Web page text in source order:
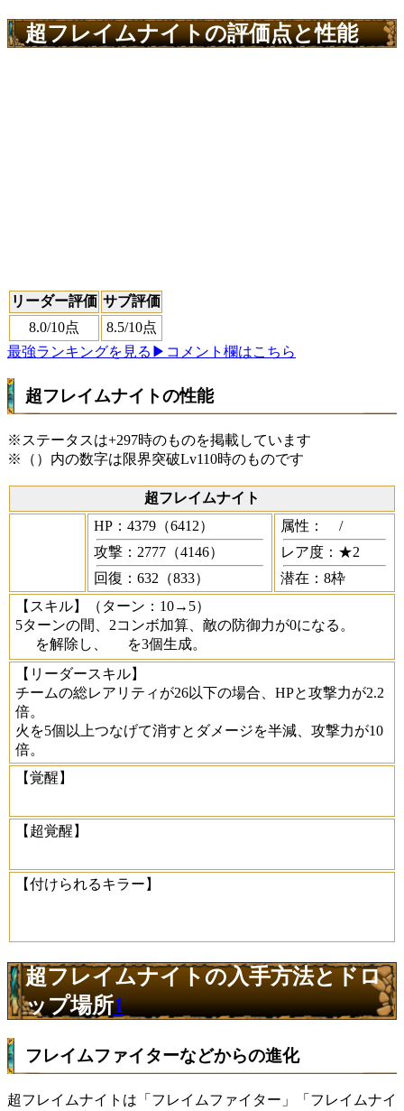
超フレイムナイトの評価点と性能
リーダー評価 サブ評価
8.0/10点 8.5/10点
最強ランキングを見る ▶コメント欄はこちら
超フレイムナイトの性能
※ステータスは+297時のものを掲載しています
※（）内の数字は限界突破Lv110時のものです
超フレイムナイト
HP：4379（6412）
攻撃：2777（4146）
回復：632（833）
属性：
/
レア度：★2
潜在：8枠
【スキル】
（ターン：10→5）
5ターンの間、2コンボ加算、敵の防御力が0になる。
を解除し、
を3個生成。
【リーダースキル】
チームの総レアリティが26以下の場合、HPと攻撃力が2.2
倍。
火を5個以上つなげて消すとダメージを半減、攻撃力が10
倍。
【覚醒】
【超覚醒】
【付けられるキラー】
超フレイムナイトの入手方法とドロ
ップ場所1
フレイムファイターなどからの進化
超フレイムナイトは「フレイムファイター」「フレイムナイ